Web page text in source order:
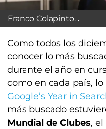
Franco Colapinto.
Como todos los
conocer lo más
durante el año en
como en cada país,
Google’s Year in
más buscado
Mundial de Clubes, el